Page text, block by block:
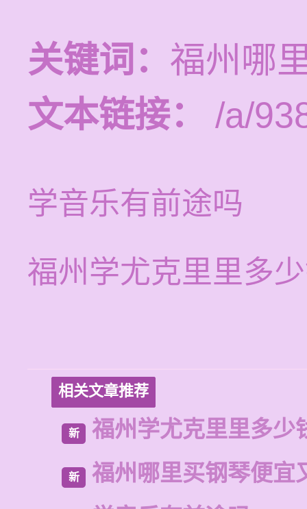
关键词： 福州哪
文本链接：
/a/
学音乐有前途吗
福州学尤克里里多
相关文章推荐
新 福州学尤克里里多少
新
福州哪里买钢琴便宜